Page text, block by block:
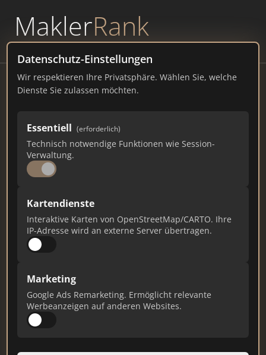
MaklerRank
powered byWAVEPOINT
Datenschutz-Einstellungen
Wir respektieren Ihre Privatsphäre. Wählen Sie, welche
Dienste Sie zulassen möchten.
Essentiell (erforderlich)
Technisch notwendige Funktionen wie Session-
Verwaltung.
Kartendienste
Interaktive Karten von OpenStreetMap/CARTO. Ihre
IP-Adresse wird an externe Server übertragen.
Marketing
Google Ads Remarketing. Ermöglicht relevante
Werbeanzeigen auf anderen Websites.
RHEINPFALZ Verlag und Druckerei
Ludwigshafen
Amtsstraße 5-11, 67059 Ludwigshafen
31.361
Gesamtpunkte Städte Top 10 Rankings
Verifizieren Sie Ihr Profil, bearbeiten Sie Ihre
Daten und erhalten Sie monatliche Ranking-
Updates.